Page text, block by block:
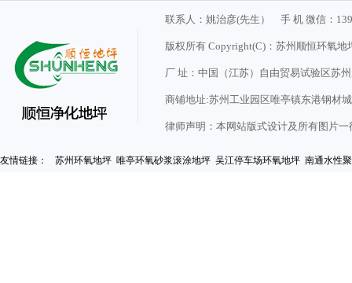
联系人：姚治彦(先生） 手 机 微信：
版权所有 Copyright(C)：苏州顺恒环
厂 址：中国（江苏）自由贸易试验区苏
商铺地址:苏州工业园区唯亭镇东港钢材
律师声明：本网站版式设计及所有图片
友情链接： 苏州环氧地坪 唯亭环氧砂浆滚涂地坪 吴江停车场环氧地坪 南通水性